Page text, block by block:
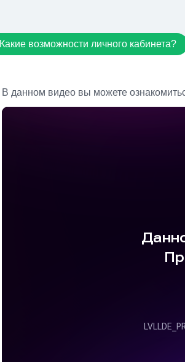
Какие возможности личного кабинета?
В данном видео вы можете